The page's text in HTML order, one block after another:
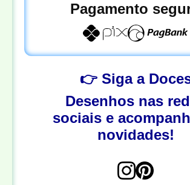
Pagamento
👉 Siga a
Desenhos nas
sociais e
novidades!